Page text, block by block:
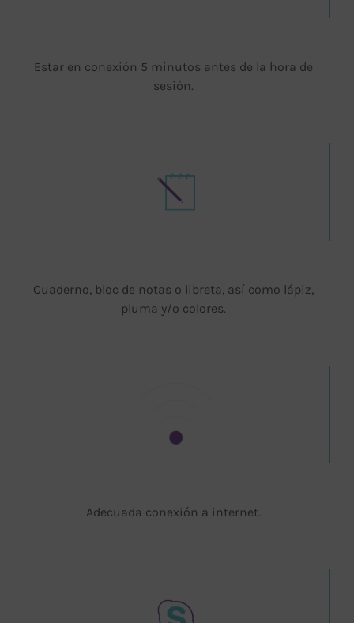
Estar en conexión 5 minutos antes de la hora de
sesión.
Cuaderno, bloc de notas o libreta, así como lápiz,
pluma y/o colores.
Adecuada conexión a internet.